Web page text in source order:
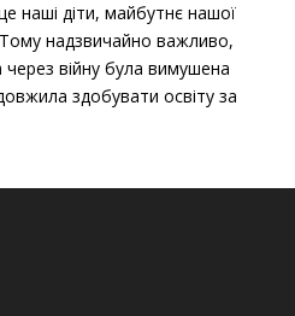
наші діти, майбутнє нашої
надзвичайно важливо,
війну була вимушена
здобувати освіту за